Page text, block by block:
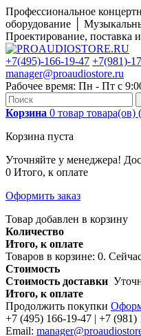
Профессиональное
оборудование │
Проектирование, поставка
+7(495)-166-19-47 +7(981)-
manager@proaudiostore.ru
Рабочее время: Пн - Пт с
Корзина 0 товар товара(ов)
Корзина пуста
Уточняйте у менеджера!
0 Итого, к оплате
Оформить заказ
Товар добавлен в корзину
Количество
Итого, к оплате
Товаров в корзине: 0.
Стоимость
Стоимость доставки
Итого, к оплате
Продолжить покупки
+7 (495) 166-19-47 | +7 (981)
Email: